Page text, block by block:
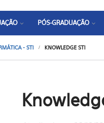
PÓS-GRADUAÇÃO
- STI KNOWLEDGE STI